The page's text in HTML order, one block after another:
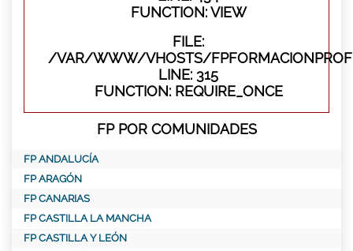
FUNCTION: VIEW
FILE:
/VAR/WWW/VHOSTS/
LINE: 315
FUNCTION: REQUIRE_ONCE
FP POR COMUNIDADES
FP ANDALUCÍA
FP ARAGÓN
FP CANARIAS
FP CASTILLA LA MANCHA
FP CASTILLA Y LEÓN